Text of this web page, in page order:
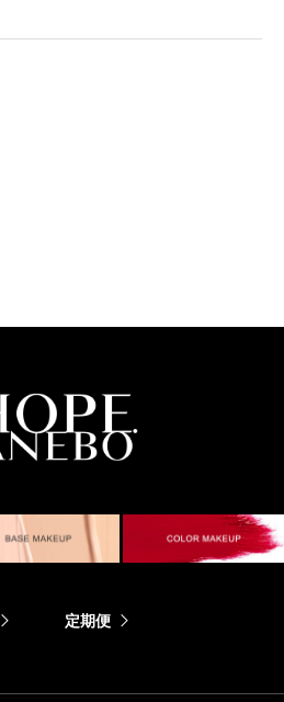
定期便